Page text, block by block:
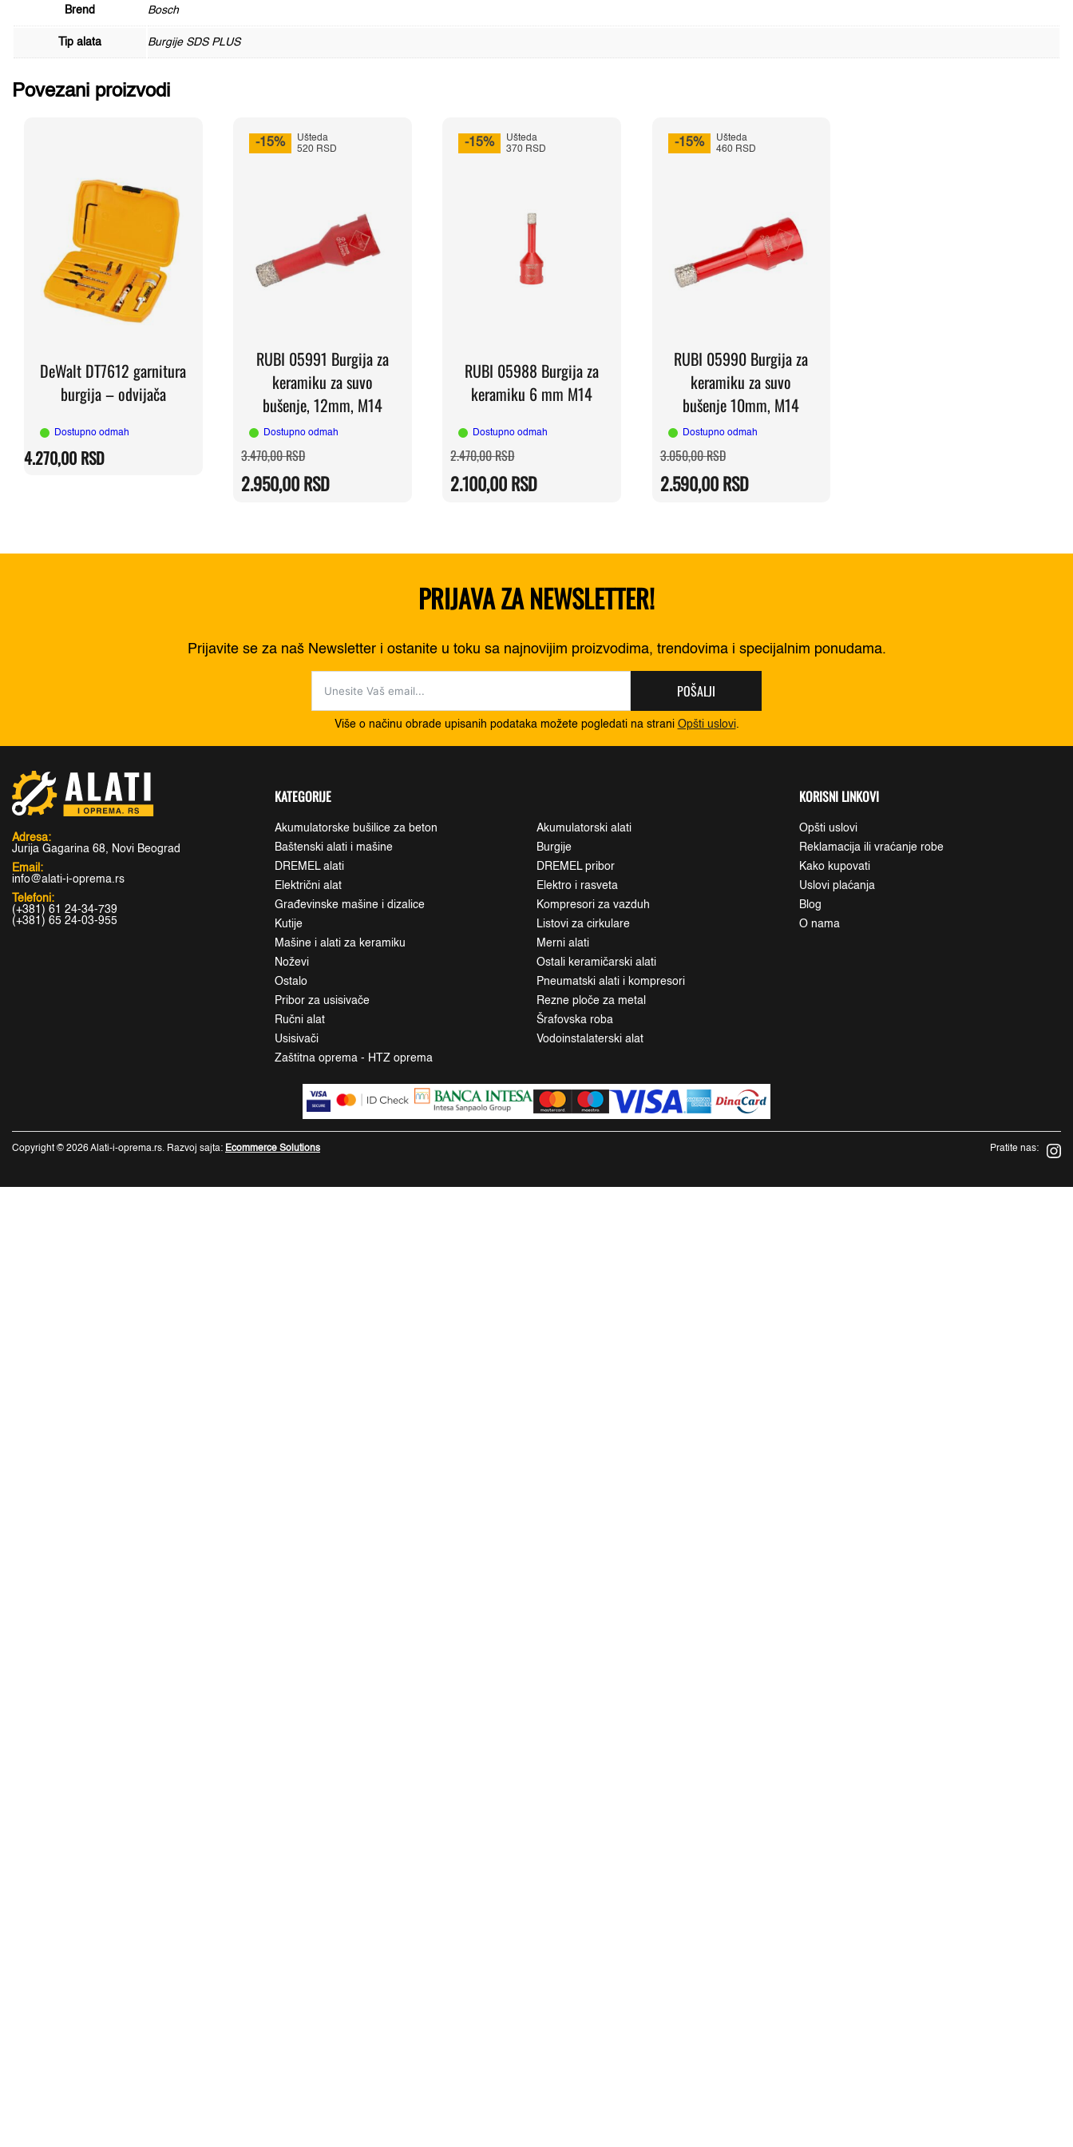
Brend Bosch
Tip alata Burgije SDS PLUS
Povezani proizvodi
DeWalt DT7612 garnitura
burgija – odvijača
Dostupno odmah
4.270,00 RSD
-15%
Ušteda
520 RSD
RUBI 05991 Burgija za
keramiku za suvo
bušenje, 12mm, M14
Dostupno odmah
3.470,00RSDOriginalna
cena
bila:
3.470,00 RSD.
2.950,00RSD
Trenutna
cena
2.950,00 RSD.
-15%
Ušteda
370 RSD
RUBI 05988 Burgija za
keramiku 6 mm M14
Dostupno odmah
2.470,00RSDOriginalna
cena
bila:
2.470,00 RSD.
2.100,00RSD
Trenutna
cena
2.100,00 RSD.
-15%
Ušteda
460 RSD
RUBI 05990 Burgija za
keramiku za suvo
bušenje 10mm, M14
Dostupno odmah
3.050,00RSDOriginalna
cena
bila:
3.050,00 RSD.
2.590,00RSD
Trenutna
cena
2.590,00 RSD.
PRIJAVA ZA NEWSLETTER!
Prijavite se za naš Newsletter i ostanite u toku sa najnovijim proizvodima, trendovima i specijalnim ponudama.
POŠALJI
Više o načinu obrade upisanih podataka možete pogledati na strani Opšti uslovi.
Adresa:
Jurija Gagarina 68, Novi Beograd
Email:
info@alati-i-oprema.rs
Telefoni:
(+381) 61 24-34-739
(+381) 65 24-03-955
KATEGORIJE
Akumulatorske bušilice za beton
Akumulatorski alati
Baštenski alati i mašine
Burgije
DREMEL alati
DREMEL pribor
Električni alat
Elektro i rasveta
Građevinske mašine i dizalice
Kompresori za vazduh
Kutije
Listovi za cirkulare
Mašine i alati za keramiku
Merni alati
Noževi
Ostali keramičarski alati
Ostalo
Pneumatski alati i kompresori
Pribor za usisivače
Rezne ploče za metal
Ručni alat
Šrafovska roba
Usisivači
Vodoinstalaterski alat
Zaštitna oprema - HTZ oprema
KORISNI LINKOVI
Opšti uslovi
Reklamacija ili vraćanje robe
Kako kupovati
Uslovi plaćanja
Blog
O nama
Copyright © 2026 Alati-i-oprema.rs. Razvoj sajta: Ecommerce Solutions Pratite nas: